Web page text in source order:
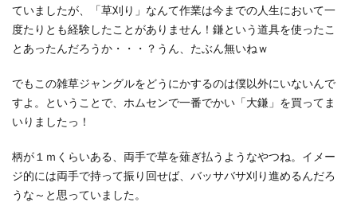
ていましたが、「草刈り」なんて作業は今までの人生において一
度たりとも経験したことがありません！鎌という道具を使ったこ
とあったんだろうか・・・？うん、たぶん無いねｗ
でもこの雑草ジャングルをどうにかするのは僕以外にいないんで
すよ。ということで、ホムセンで一番でかい「大鎌」を買ってま
いりましたっ！
柄が１ｍくらいある、両手で草を薙ぎ払うようなやつね。イメー
ジ的には両手で持って振り回せば、バッサバサ刈り進めるんだろ
うな～と思っていました。